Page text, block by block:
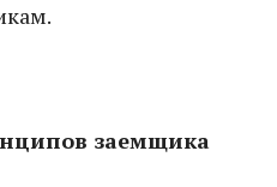
заемщика